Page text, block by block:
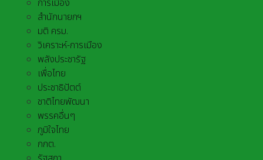
การเมือง
สำนักนายกฯ
มติ ครม.
วิเคราะห์-การเมือง
พลังประชารัฐ
เพื่อไทย
ประชาธิปัตต์
ชาติไทยพัฒนา
พรรคอื่นๆ
ภูมิใจไทย
กกต.